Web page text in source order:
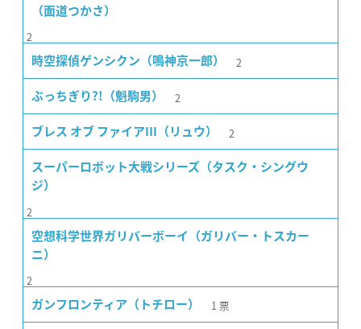
（面道つかさ）
2
時空探偵ゲンシクン（鳴神京一郎） 2
ぶっちぎり?!（魁駒男） 2
ブレス オブ ファイアIII（リュウ） 2
スーパーロボット大戦シリーズ（タスク・シングウ
ジ）
2
空想科学世界ガリバーボーイ（ガリバー・トスカー
ニ）
2
ガンフロンティア（トチロー） 1 票